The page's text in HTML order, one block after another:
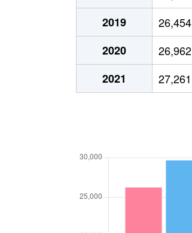
2019
26,454
2020
26,962
2021
27,261